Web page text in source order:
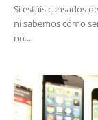
Si estáis cansados
ni sabemos cómo
no...